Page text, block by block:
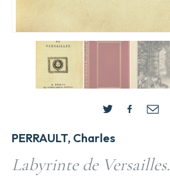
PERRAULT, Charles
Labyrinte de Versailles.